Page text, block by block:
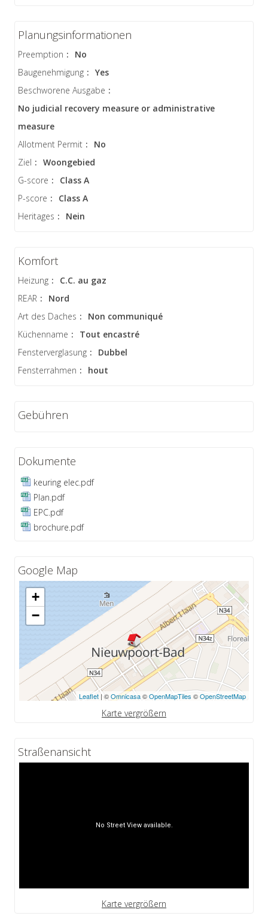
Planungsinformationen
Preemption :
No
Baugenehmigung : Yes
Beschworene Ausgabe :
No judicial recovery measure or administrative
measure
Allotment Permit :
No
Ziel : Woongebied
G-score :
Class A
P-score :
Class A
Heritages : Nein
Komfort
Heizung :
C.C. au gaz
REAR :
Nord
Art des Daches :
Non communiqué
Küchenname :
Tout encastré
Fensterverglasung :
Dubbel
Fensterrahmen : hout
Gebühren
Dokumente
keuring elec.pdf
Plan.pdf
EPC.pdf
brochure.pdf
Google Map
+
−
Leaflet| ©Omnicasa©OpenMapTiles ©OpenStreetMap
Karte vergrößern
Straßenansicht
Karte vergrößern